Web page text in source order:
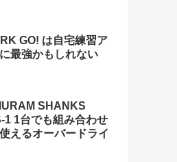
GO! は自宅練習ア
最強かもしれない
SHANKS
1 1台でも組み合わせ
えるオーバードライ